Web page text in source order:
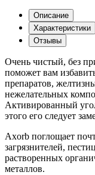
Описание
Характеристики
Отзывы
Очень чистый, без
поможет вам
препаратов,
нежелательных
Активированный
этого его следует
Axorb поглощает
загрязнителей,
растворенных
металлов.